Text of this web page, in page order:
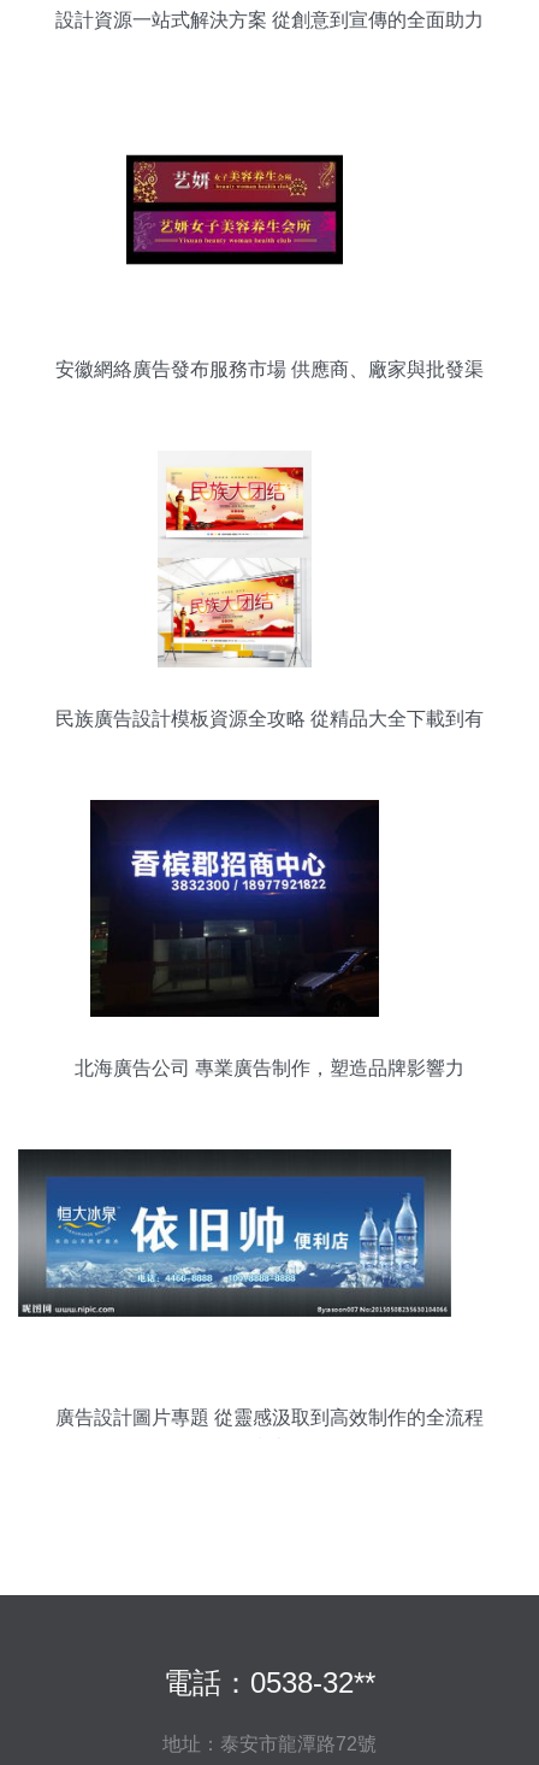
設計資源一站式解決方案 從創意到宣傳的全面助力
安徽網絡廣告發布服務市場 供應商、廠家與批發渠
民族廣告設計模板資源全攻略 從精品大全下載到有
北海廣告公司 專業廣告制作，塑造品牌影響力
廣告設計圖片專題 從靈感汲取到高效制作的全流程
電話：0538-32**
地址：泰安市龍潭路72號